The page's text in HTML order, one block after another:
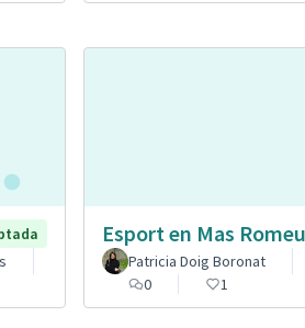
Esport en Mas Romeu
Patricia Doig Boronat
0
1